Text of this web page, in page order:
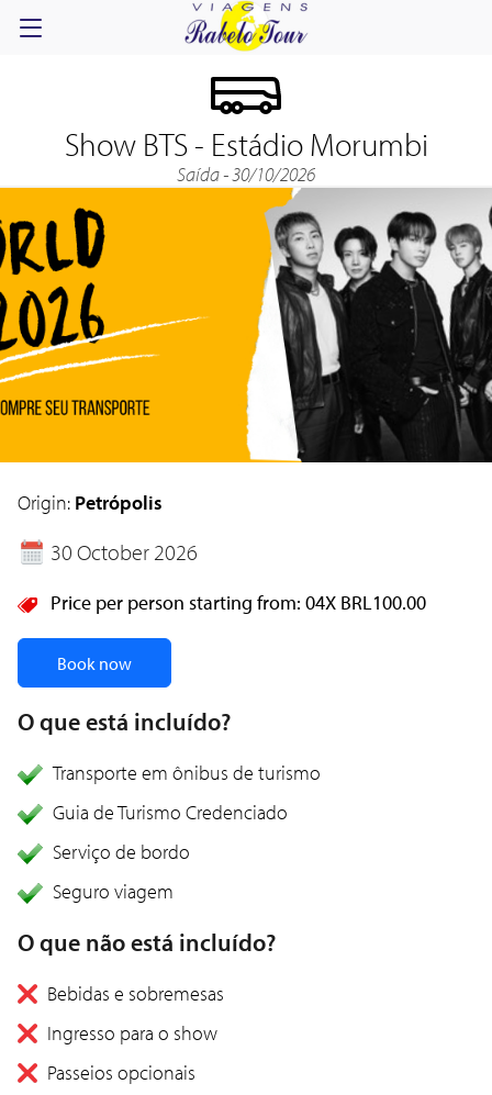
Show BTS - Estádio Morumbi
Saída - 30/10/2026
Origin: Petrópolis
30 October 2026
Price per person starting from: 04X BRL100.00
Book now
O que está incluído?
Transporte em ônibus de turismo
Guia de Turismo Credenciado
Serviço de bordo
Seguro viagem
O que não está incluído?
Bebidas e sobremesas
Ingresso para o show
Passeios opcionais